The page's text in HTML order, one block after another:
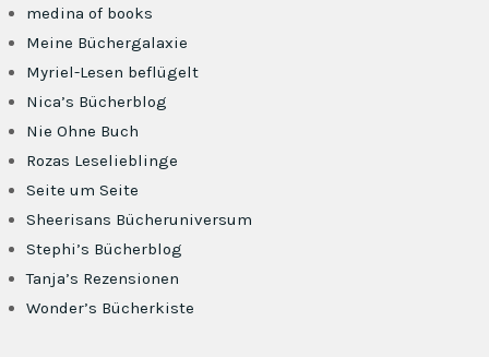
medina of books
Meine Büchergalaxie
Myriel-Lesen beflügelt
Nica’s Bücherblog
Nie Ohne Buch
Rozas Leselieblinge
Seite um Seite
Sheerisans Bücheruniversum
Stephi’s Bücherblog
Tanja’s Rezensionen
Wonder’s Bücherkiste